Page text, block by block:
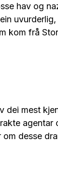
hav og
kom frå
dei mest
agentar
desse